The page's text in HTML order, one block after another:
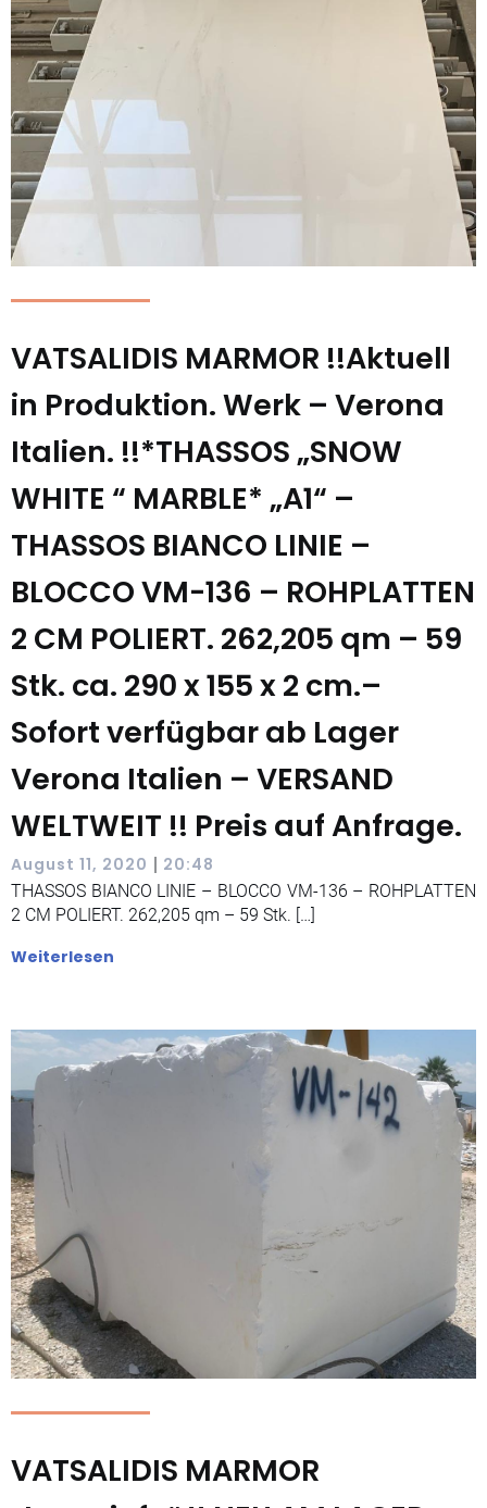
VATSALIDIS MARMOR !!Aktuell
in Produktion. Werk – Verona
Italien. !!*THASSOS „SNOW
WHITE “ MARBLE* „A1“ –
THASSOS BIANCO LINIE –
BLOCCO VM-136 – ROHPLATTEN
2 CM POLIERT. 262,205 qm – 59
Stk. ca. 290 x 155 x 2 cm.–
Sofort verfügbar ab Lager
Verona Italien – VERSAND
WELTWEIT !! Preis auf Anfrage.
August 11, 2020 | 20:48
THASSOS BIANCO LINIE – BLOCCO VM-136 – ROHPLATTEN
2 CM POLIERT. 262,205 qm – 59 Stk. […]
Weiterlesen
VATSALIDIS MARMOR